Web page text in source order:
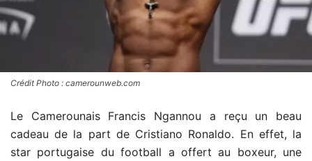
Crédit Photo : camerounweb.com
Le Camerounais Francis Ngannou a reçu un beau
cadeau de la part de Cristiano Ronaldo. En effet, la
star portugaise du football a offert au boxeur, une